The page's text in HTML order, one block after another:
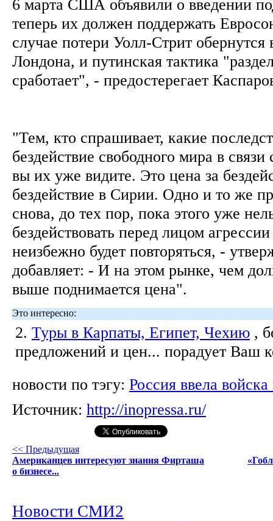
6 марта США объявили о введении
теперь их должен поддержать
случае потери Уолл-Стрит
Лондона, и путинская тактика
сработает", - предостерегает
"Тем, кто спрашивает, какие
бездействие свободного мира в
вы их уже видите. Это цена за
бездействие в Сирии. Одно и то же
снова, до тех пор, пока этого уже
бездействовать перед лицом
неизбежно будет повторяться, -
добавляет: - И на этом рынке, чем
выше поднимается цена".
Это интересно:
2. Туры в Карпаты, Египет, Чехию ,
предложений и цен... порадует Ваш
новости по тэгу: Россия ввела
Источник: http://inopressa.ru/
<< Предыдущая
Американцев интересуют знания Фирташа
о бизнесе...
Новости СМИ2